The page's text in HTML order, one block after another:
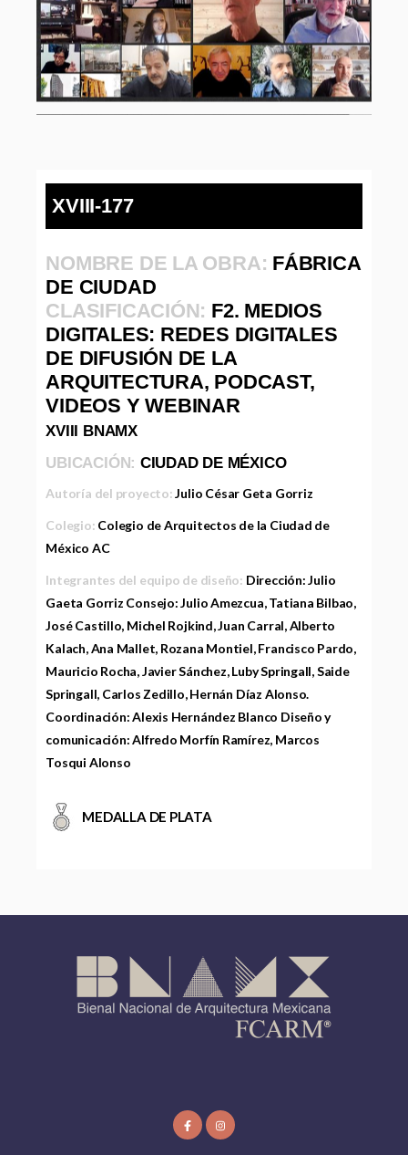
XVIII-177
NOMBRE DE LA OBRA: FÁBRICA
DE CIUDAD
CLASIFICACIÓN: F2. MEDIOS
DIGITALES: REDES DIGITALES
DE DIFUSIÓN DE LA
ARQUITECTURA, PODCAST,
VIDEOS Y WEBINAR
XVIII BNAMX
UBICACIÓN: CIUDAD DE MÉXICO
Autoría del proyecto:Julio César Geta Gorriz
Colegio: Colegio de Arquitectos de la Ciudad de
México AC
Integrantes del equipo de diseño: Dirección: Julio
Gaeta Gorriz Consejo: Julio Amezcua, Tatiana Bilbao,
José Castillo, Michel Rojkind, Juan Carral, Alberto
Kalach, Ana Mallet, Rozana Montiel, Francisco Pardo,
Mauricio Rocha, Javier Sánchez, Luby Springall, Saide
Springall, Carlos Zedillo, Hernán Díaz Alonso.
Coordinación: Alexis Hernández Blanco Diseño y
comunicación: Alfredo Morfín Ramírez, Marcos
Tosqui Alonso
MEDALLA DE PLATA